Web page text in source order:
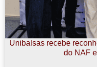
Unibalsas recebe
do NAF